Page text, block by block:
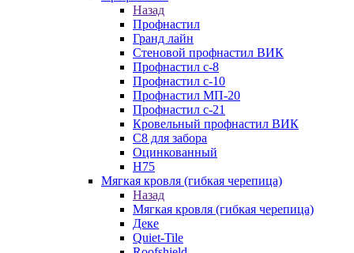
Назад
Профнастил
Гранд лайн
Стеновой профнастил ВИК
Профнастил с-8
Профнастил с-10
Профнастил МП-20
Профнастил с-21
Кровельный профнастил ВИК
С8 для забора
Оцинкованный
Н75
Мягкая кровля (гибкая черепица)
Назад
Мягкая кровля (гибкая черепица)
Деке
Quiet-Tile